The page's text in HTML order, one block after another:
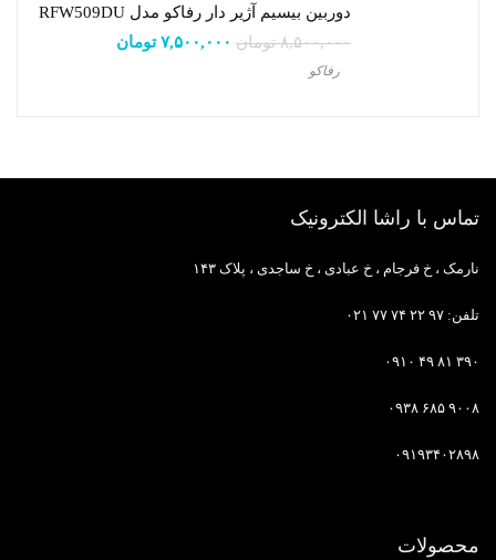
دوربین بیسیم آژیر دار رفاکو مدل RFW509DU
۸,۵۰۰,۰۰۰ تومان ۷,۵۰۰,۰۰۰ تومان
رفاکو
تماس با راشا الکترونیک
نارمک ، خ فرجام ، خ عبادی ، خ ساجدی ، پلاک ۱۴۳
تلفن: ۹۷ ۲۲ ۷۴ ۷۷ ۰۲۱
۳۹۰ ۸۱ ۴۹ ۰۹۱۰
۹۰۰۸ ۶۸۵ ۰۹۳۸
۰۹۱۹۳۴۰۲۸۹۸
محصولات